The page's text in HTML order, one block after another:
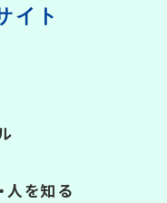
イト
人を知る